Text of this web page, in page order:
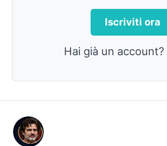
Iscriviti ora
Hai già un account?